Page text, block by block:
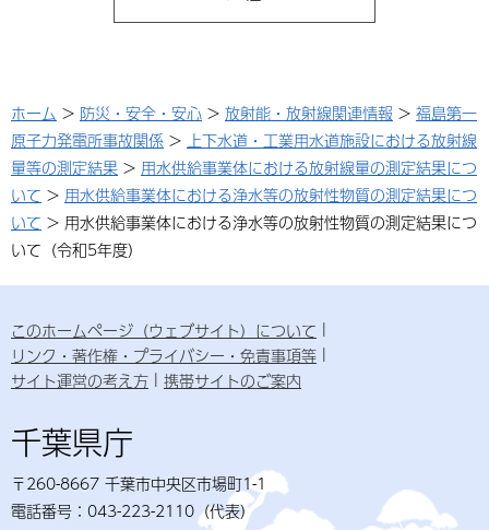
ホーム > 防災・安全・安心 > 放射能・放射線関連情報 > 福島第一
原子力発電所事故関係 > 上下水道・工業用水道施設における放射線
量等の測定結果 > 用水供給事業体における放射線量の測定結果につ
いて > 用水供給事業体における浄水等の放射性物質の測定結果につ
いて > 用水供給事業体における浄水等の放射性物質の測定結果につ
いて（令和5年度）
このホームページ（ウェブサイト）について
リンク・著作権・プライバシー・免責事項等
サイト運営の考え方
携帯サイトのご案内
千葉県庁
〒260-8667 千葉市中央区市場町1-1
電話番号：043-223-2110（代表）